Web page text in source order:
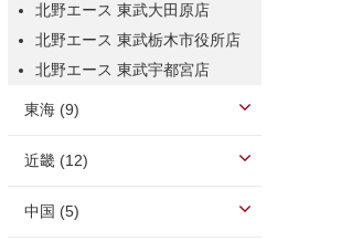
北野エース 東武大田原店
北野エース 東武栃木市役所店
北野エース 東武宇都宮店
東海 (9)
近畿 (12)
中国 (5)